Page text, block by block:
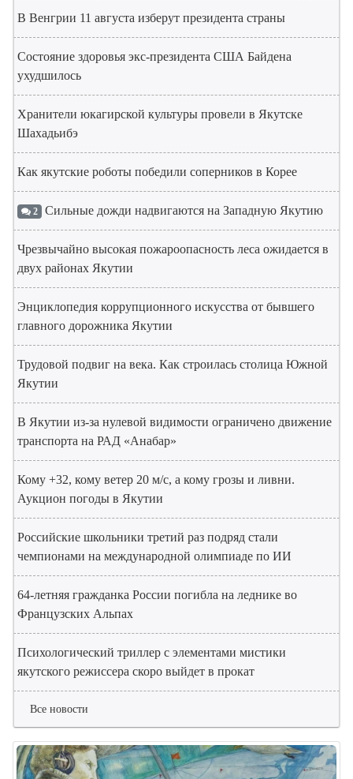
В Венгрии 11 августа изберут президента страны
Состояние здоровья экс-президента США Байдена
ухудшилось
Хранители юкагирской культуры провели в Якутске
Шахадьибэ
Как якутские роботы победили соперников в Корее
2 Сильные дожди надвигаются на Западную Якутию
Чрезвычайно высокая пожароопасность леса ожидается в
двух районах Якутии
Энциклопедия коррупционного искусства от бывшего
главного дорожника Якутии
Трудовой подвиг на века. Как строилась столица Южной
Якутии
В Якутии из-за нулевой видимости ограничено движение
транспорта на РАД «Анабар»
Кому +32, кому ветер 20 м/с, а кому грозы и ливни.
Аукцион погоды в Якутии
Российские школьники третий раз подряд стали
чемпионами на международной олимпиаде по ИИ
64-летняя гражданка России погибла на леднике во
Французских Альпах
Психологический триллер с элементами мистики
якутского режиссера скоро выйдет в прокат
Все новости